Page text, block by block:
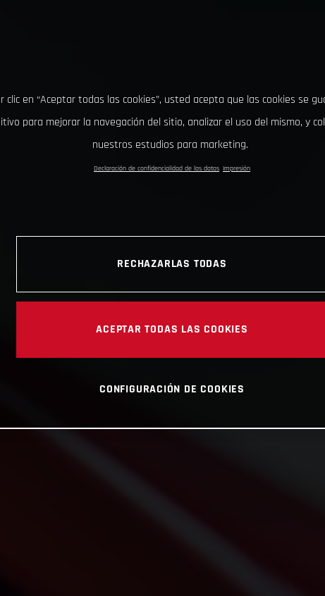
clic en “Aceptar todas las cookies”, usted acepta que las cookies se
para mejorar la navegación del sitio, analizar el uso del mismo, y
nuestros estudios para marketing.
Declaración de confidencialidad de los datos Impresión
RECHAZARLAS TODAS
ACEPTAR TODAS LAS COOKIES
CONFIGURACIÓN DE COOKIES